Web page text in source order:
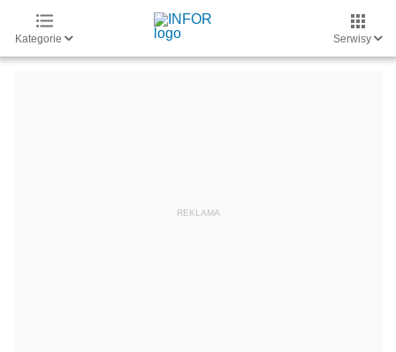
Kategorie Serwisy